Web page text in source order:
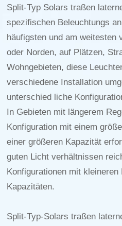
Split-Typ Solars traßen
spezifischen Beleuchtungs
häufigsten und am weitesten
oder Norden, auf Plätzen,
Wohngebieten, diese
verschiedene Installation
unterschied liche
In Gebieten mit längerem
Konfiguration mit einem
einer größeren Kapazität
guten Licht verhältnissen
Konfigurationen mit kleineren
Kapazitäten.
Split-Typ-Solars traßen